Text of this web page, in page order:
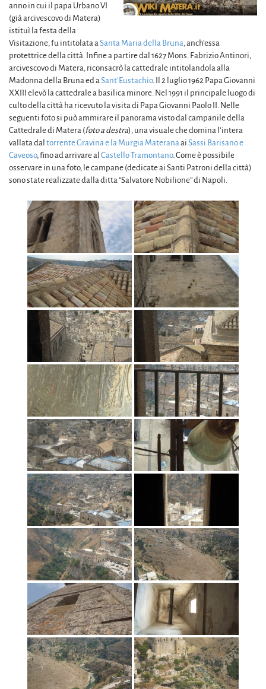
anno in cui il papa Urbano VI
(già arcivescovo di Matera)
istituì la festa della
Visitazione, fu intitolata a Santa Maria della Bruna, anch’essa
protettrice della città. Infine a partire dal 1627 Mons. Fabrizio Antinori,
arcivescovo di Matera, riconsacrò la cattedrale intitolandola alla
Madonna della Bruna ed a Sant’Eustachio. Il 2 luglio 1962 Papa Giovanni
XXIII elevò la cattedrale a basilica minore. Nel 1991 il principale luogo di
culto della città ha ricevuto la visita di Papa Giovanni Paolo II. Nelle
seguenti foto si può ammirare il panorama visto dal campanile della
Cattedrale di Matera (foto a destra), una visuale che domina l’intera
vallata dal torrente Gravina e la Murgia Materana ai Sassi Barisano e
Caveoso, fino ad arrivare al Castello Tramontano. Come è possibile
osservare in una foto, le campane (dedicate ai Santi Patroni della città)
sono state realizzate dalla ditta “Salvatore Nobilione” di Napoli.